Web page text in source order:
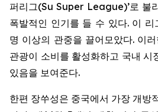
퍼리그(Su Super League)’로 불
폭발적인 인기를 들 수 있다. 이
명 이상의 관중을 끌어모았다. 이
관광이 소비를 활성화하고 국내 시
있음을 보여준다.
한편 장쑤성은 중국에서 가장 개방